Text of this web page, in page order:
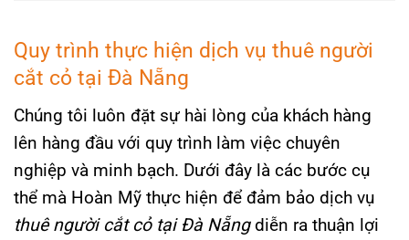
Quy trình thực hiện dịch vụ thuê người
cắt cỏ tại Đà Nẵng
Chúng tôi luôn đặt sự hài lòng của khách hàng
lên hàng đầu với quy trình làm việc chuyên
nghiệp và minh bạch. Dưới đây là các bước cụ
thể mà Hoàn Mỹ thực hiện để đảm bảo dịch vụ
thuê người cắt cỏ tại Đà Nẵngdiễn ra thuận lợi